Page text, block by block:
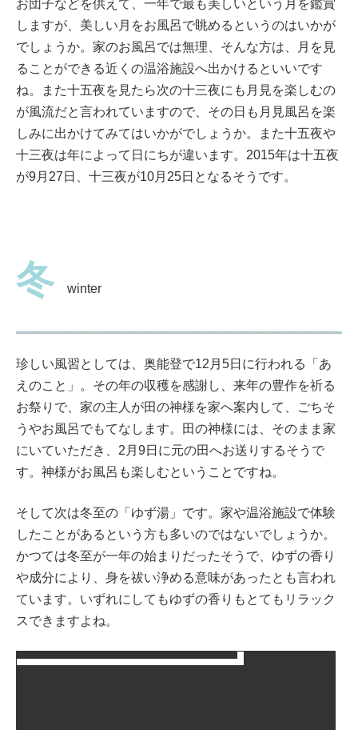
お団子などを供えて、一年で最も美しいという月を鑑賞
しますが、美しい月をお風呂で眺めるというのはいかが
でしょうか。家のお風呂では無理、そんな方は、月を見
ることができる近くの温浴施設へ出かけるといいです
ね。また十五夜を見たら次の十三夜にも月見を楽しむの
が風流だと言われていますので、その日も月見風呂を楽
しみに出かけてみてはいかがでしょうか。また十五夜や
十三夜は年によって日にちが違います。2015年は十五夜
が9月27日、十三夜が10月25日となるそうです。
冬 winter
珍しい風習としては、奥能登で12月5日に行われる「あ
えのこと」。その年の収穫を感謝し、来年の豊作を祈る
お祭りで、家の主人が田の神様を家へ案内して、ごちそ
うやお風呂でもてなします。田の神様には、そのまま家
にいていただき、2月9日に元の田へお送りするそうで
す。神様がお風呂も楽しむということですね。
そして次は冬至の「ゆず湯」です。家や温浴施設で体験
したことがあるという方も多いのではないでしょうか。
かつては冬至が一年の始まりだったそうで、ゆずの香り
や成分により、身を祓い浄める意味があったとも言われ
ています。いずれにしてもゆずの香りもとてもリラック
スできますよね。